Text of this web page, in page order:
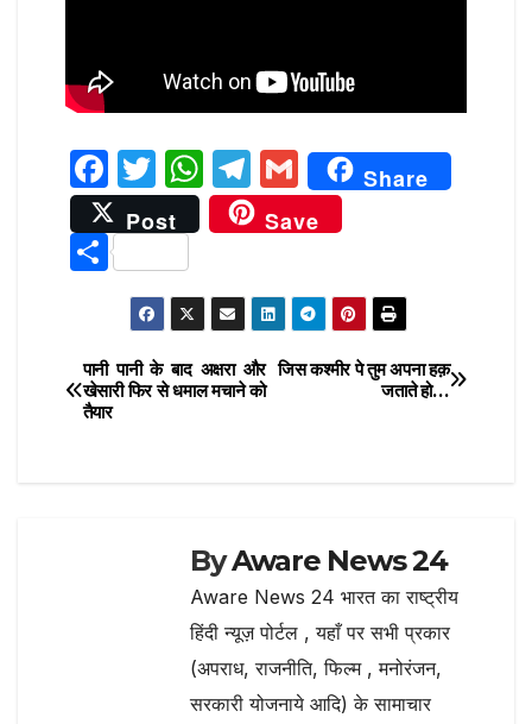
F
a
c
e
b
o
o
k
T
w
it
te
r
W
h
at
A
p
p
T
el
e
ra
m
G
m
ai
Share
Post
Save
S
h
ar
e
Post
navigation
जिस कश्मीर पे तुम अपना हक़
जताते हो…
पानी पानी के बाद अक्षरा और
खेसारी फिर से धमाल मचाने को
तैयार
ByAware News 24
Aware News 24 भारत का राष्ट्रीय
हिंदी न्यूज़ पोर्टल , यहाँ पर सभी प्रकार
(अपराध, राजनीति, फिल्म , मनोरंजन,
सरकारी योजनाये आदि) के सामाचार